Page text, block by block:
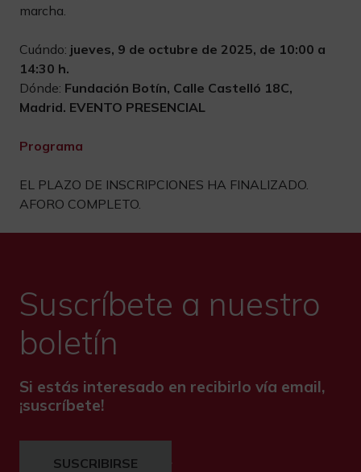
marcha.
Cuándo: jueves, 9 de octubre de 2025, de 10:00 a
14:30 h.
Dónde: Fundación Botín, Calle Castelló 18C,
Madrid. EVENTO PRESENCIAL
Programa
EL PLAZO DE INSCRIPCIONES HA FINALIZADO.
AFORO COMPLETO.
Suscríbete a nuestro
boletín
Si estás interesado en recibirlo vía email,
¡suscríbete!
SUSCRIBIRSE